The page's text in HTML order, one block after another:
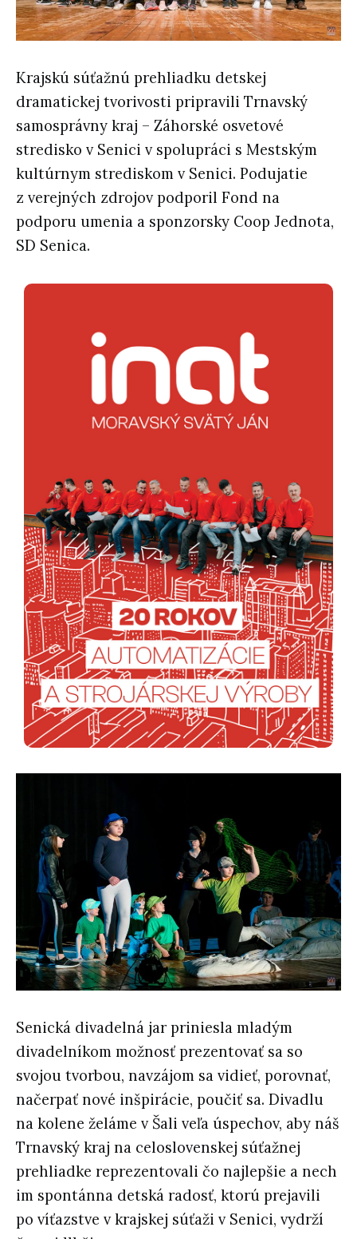
Krajskú súťažnú prehliadku detskej
dramatickej tvorivosti pripravili Trnavský
samosprávny kraj – Záhorské osvetové
stredisko v Senici v spolupráci s Mestským
kultúrnym strediskom v Senici. Podujatie
z verejných zdrojov podporil Fond na
podporu umenia a sponzorsky Coop Jednota,
SD Senica.
Senická divadelná jar priniesla mladým
divadelníkom možnosť prezentovať sa so
svojou tvorbou, navzájom sa vidieť, porovnať,
načerpať nové inšpirácie, poučiť sa. Divadlu
na kolene želáme v Šali veľa úspechov, aby náš
Trnavský kraj na celoslovenskej súťažnej
prehliadke reprezentovali čo najlepšie a nech
im spontánna detská radosť, ktorú prejavili
po víťazstve v krajskej súťaži v Senici, vydrží